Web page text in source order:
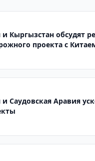
и Кыргызстан обсудят
проекта с
и Саудовская Аравия